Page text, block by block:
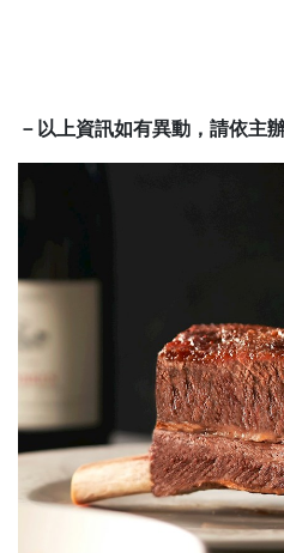
－以上資訊如有異動，請依主